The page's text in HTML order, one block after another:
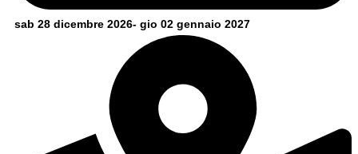
sab 28 dicembre 2026- gio 02 gennaio 2027